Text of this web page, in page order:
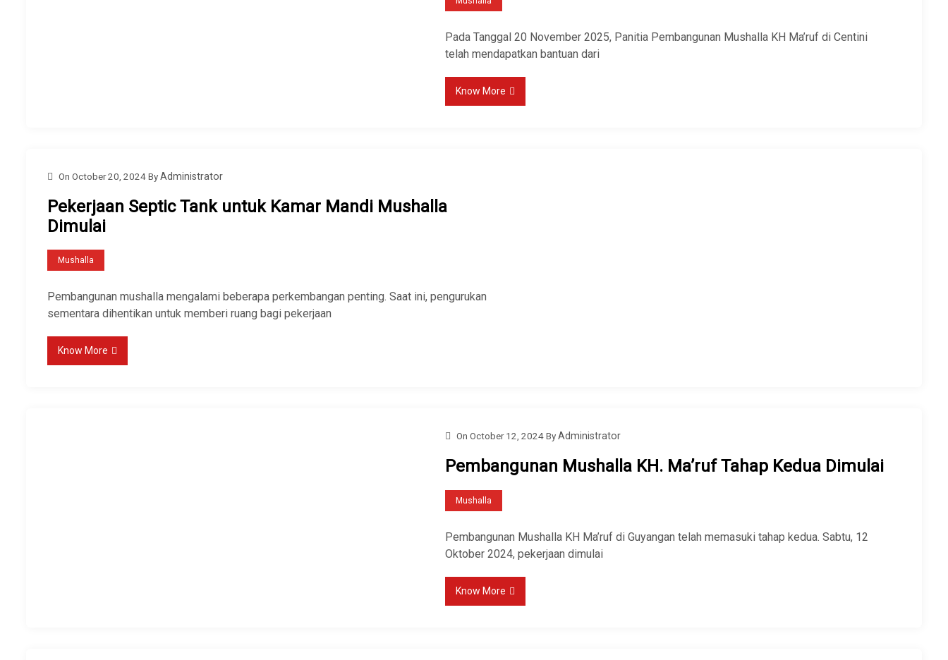
Pada Tanggal 20 November 2025, Panitia Pembangunan Mushalla KH Ma’ruf di Centini
telah mendapatkan bantuan dari
Know More
On October 20, 2024 ByAdministrator
Pekerjaan Septic Tank untuk Kamar Mandi Mushalla
Dimulai
Mushalla
Pembangunan mushalla mengalami beberapa perkembangan penting. Saat ini, pengurukan
sementara dihentikan untuk memberi ruang bagi pekerjaan
Know More
On October 12, 2024 ByAdministrator
Pembangunan Mushalla KH. Ma’ruf Tahap Kedua Dimulai
Mushalla
Pembangunan Mushalla KH Ma’ruf di Guyangan telah memasuki tahap kedua. Sabtu, 12
Oktober 2024, pekerjaan dimulai
Know More